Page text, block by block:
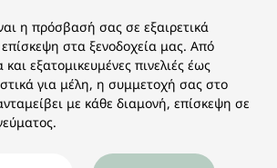
η πρόσβασή σας σε εξαιρετικά
στα ξενοδοχεία μας. Από
εξατομικευμένες πινελιές έως
για μέλη, η συμμετοχή σας στο
με κάθε διαμονή, επίσκεψη σε